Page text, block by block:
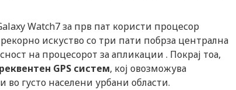
Watch7 за прв пат користи процесор
искуство со три пати побрза централна
на процесорот за апликации . Покрај тоа,
GPS систем, кој овозможува
густо населени урбани области.